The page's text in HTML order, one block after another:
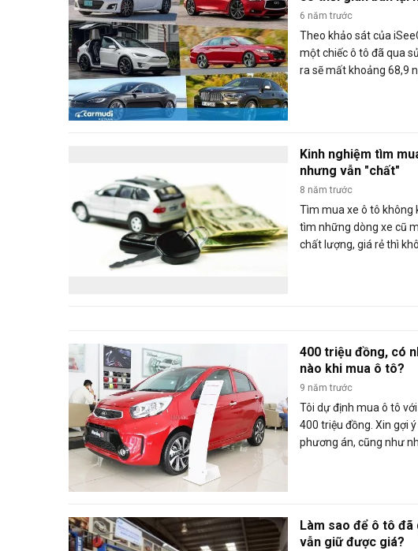
6 năm trước
Theo khảo sát của
một chiếc ô tô đã qua
ra sẽ mất khoảng 68,9
Kinh nghiệm tìm
nhưng vẫn "chất"
8 năm trước
Tìm mua xe ô tô không
tìm những dòng xe cũ
chất lượng, giá rẻ thì
400 triệu đồng, có
nào khi mua ô tô?
9 năm trước
Tôi dự định mua ô tô
400 triệu đồng. Xin gợi
phương án, cũng như
Làm sao để ô tô đã
vẫn giữ được giá?